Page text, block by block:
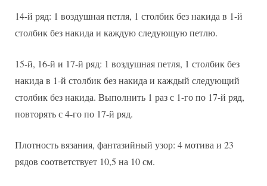
14-й ряд: 1 воздушная петля, 1 столбик без накида в 1-й
столбик без накида и каждую следующую петлю.
15-й, 16-й и 17-й ряд: 1 воздушная петля, 1 столбик без
накида в 1-й столбик без накида и каждый следующий
столбик без накида. Выполнить 1 раз с 1-го по 17-й ряд,
повторять с 4-го по 17-й ряд.
Плотность вязания, фантазийный узор: 4 мотива и 23
рядов соответствует 10,5 на 10 см.